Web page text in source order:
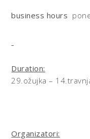
business hours
Duration:
29.ožujka –
Organizatori: